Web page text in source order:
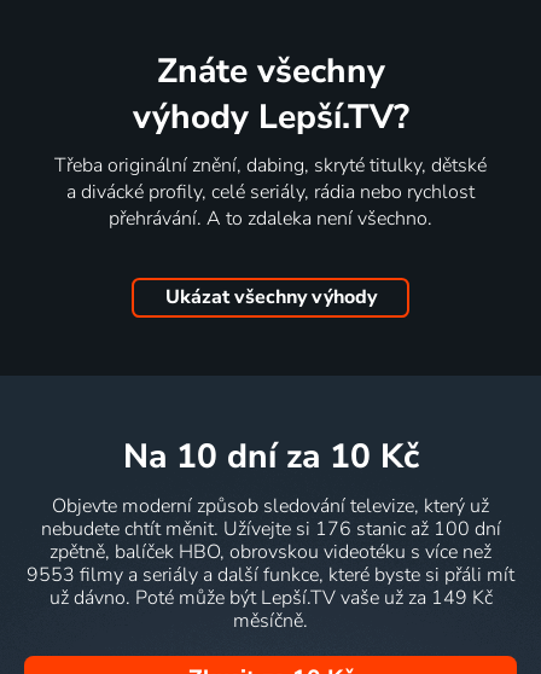
Znáte všechny
výhody Lepší.TV?
Třeba originální znění, dabing, skryté titulky, dětské
a divácké profily, celé seriály, rádia nebo rychlost
přehrávání. A to zdaleka není všechno.
Ukázat všechny výhody
na 10 dní za 10 Kč
Objevte moderní způsob sledování televize, který už
nebudete chtít měnit. Užívejte si 176 stanic až 100 dní
zpětně, balíček HBO, obrovskou videotéku s více než
9553 filmy a seriály a další funkce, které byste si přáli mít
už dávno. Poté může být Lepší.TV vaše už za 149 Kč
měsíčně.